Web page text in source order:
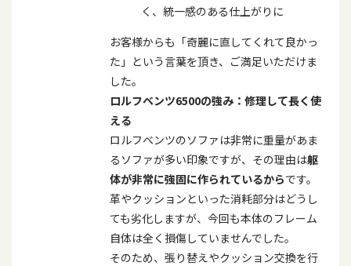
く、統一感のある仕上がりに
お客様からも「奇麗に直してくれて良かっ
た」という言葉を頂き、ご満足いただけま
した。
ロルフベンツ6500の強み：修理して長く使
える
ロルフベンツのソファは非常に重量があま
るソファが多い印象ですが、その理由は躯
体が非常に強固に作られているからです。
革やクッションといった消耗部分はどうし
ても劣化しますが、今回も本体のフレーム
自体は全く損傷していませんでした。
そのため、張り替えやクッション交換を行